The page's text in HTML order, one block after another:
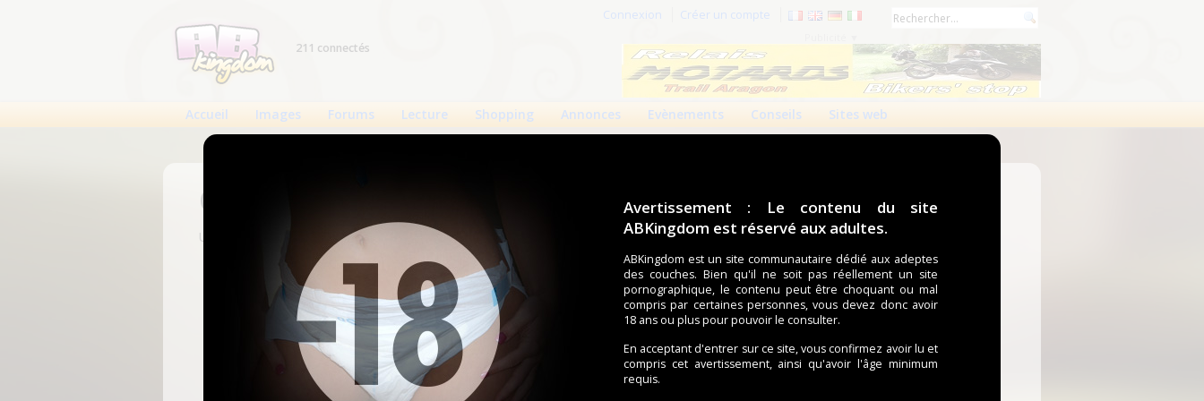
Avertissement : Le contenu du site
ABKingdom est réservé aux adultes.
ABKingdom est un site communautaire dédié aux adeptes
des couches. Bien qu'il ne soit pas réellement un site
pornographique, le contenu peut être choquant ou mal
compris par certaines personnes, vous devez donc avoir
18 ans ou plus pour pouvoir le consulter.
En acceptant d'entrer sur ce site, vous confirmez avoir lu et
compris cet avertissement, ainsi qu'avoir l'âge minimum
requis.
Connexion Créer un compte
211 connectés
Accueil Images Forums Lecture Shopping Annonces Evènements Conseils Sites web
Connexion
Un compte est nécessaire pour voir cette page.
Nom d'utilisateur
Mot de passe